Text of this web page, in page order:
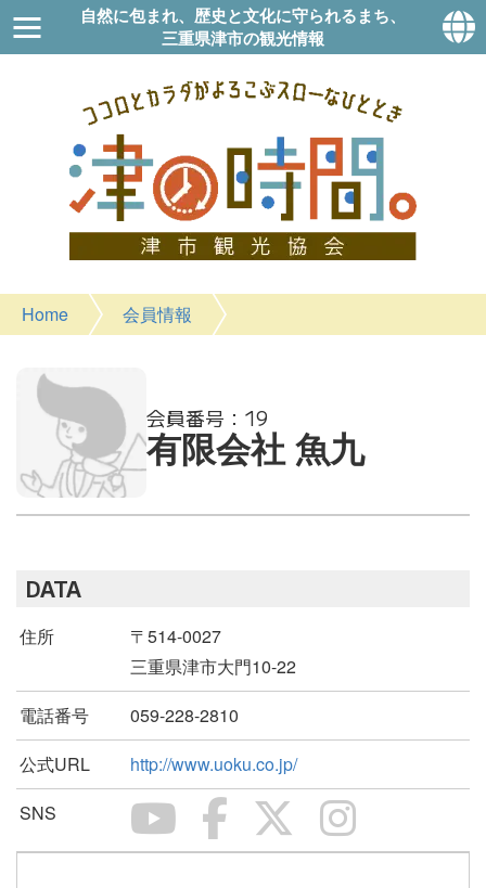
自然に包まれ、歴史と文化に守られるまち、
三重県津市の観光情報
Home 会員情報
19
有限会社 魚九
DATA
住所
〒514-0027
三重県津市大門10-22
電話番号
059-228-2810
公式URL
http://www.uoku.co.jp/
SNS